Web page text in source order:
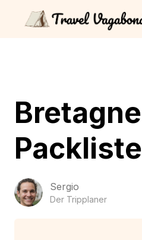
Bretagne
Packliste
Sergio
Der Tripplaner